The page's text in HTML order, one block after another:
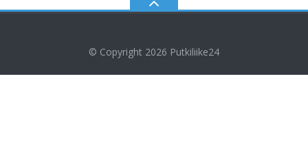
© Copyright 2026 Putkiliike24